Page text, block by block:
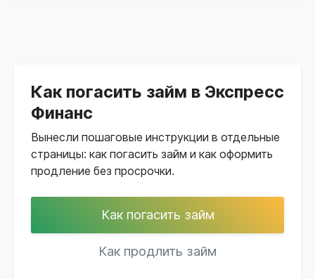
Как погасить займ в Экспресс
Финанс
Вынесли пошаговые инструкции в отдельные
страницы: как погасить займ и как оформить
продление без просрочки.
Как погасить займ
Как продлить займ